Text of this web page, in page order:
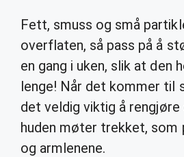
Fett, smuss og små
overflaten, så pass på å
en gang i uken, slik at den
lenge! Når det kommer til
det veldig viktig å
huden møter trekket, som
og armlenene.